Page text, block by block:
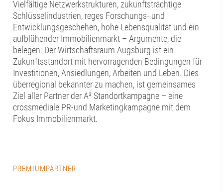
Vielfältige Netzwerkstrukturen, zukunftsträchtige
Schlüsselindustrien, reges Forschungs- und
Entwicklungsgeschehen, hohe Lebensqualität und ein
aufblühender Immobilienmarkt – Argumente, die
belegen: Der Wirtschaftsraum Augsburg ist ein
Zukunftsstandort mit hervorragenden Bedingungen für
Investitionen, Ansiedlungen, Arbeiten und Leben. Dies
überregional bekannter zu machen, ist gemeinsames
Ziel aller Partner der A³ Standortkampagne – eine
crossmediale PR-und Marketingkampagne mit dem
Fokus Immobilienmarkt.
PREMIUMPARTNER